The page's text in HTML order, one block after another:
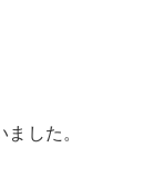
した。